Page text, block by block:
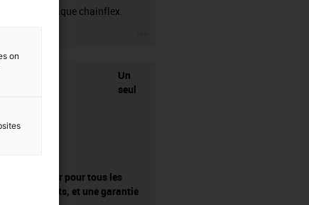
notre boutique chainflex.
Un
seul
fournisseur pour tous les
composants, et une garantie
on